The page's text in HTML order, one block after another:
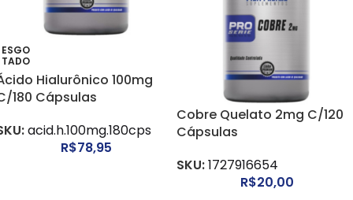
ESGO
TADO
Hialurônico 100mg
180 Cápsulas
acid.h.100mg.180cps
R$78,95
Cobre Quelato 2mg C/120
Cápsulas
SKU:1727916654
R$20,00